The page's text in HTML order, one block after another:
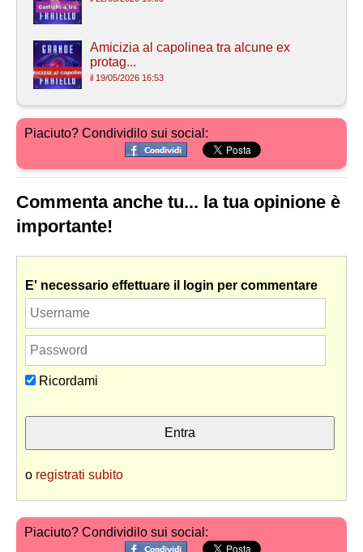
Amicizia al capolinea tra alcune ex
protag...
il 19/05/2026 16:53
Piaciuto? Condividilo sui social:
Commenta anche tu... la tua opinione è
importante!
E' necessario effettuare il login per commentare
Ricordami
o registrati subito
Piaciuto? Condividilo sui social: